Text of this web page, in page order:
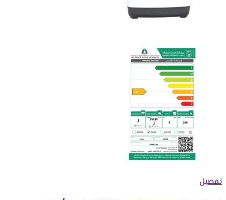
تفضيل